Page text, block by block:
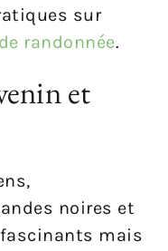
sur
randonnée.
et
noires et
mais